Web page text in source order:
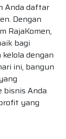
Anda daftar
Dengan
RajaKomen,
bagi
dengan
ini, bangun
bisnis Anda
yang